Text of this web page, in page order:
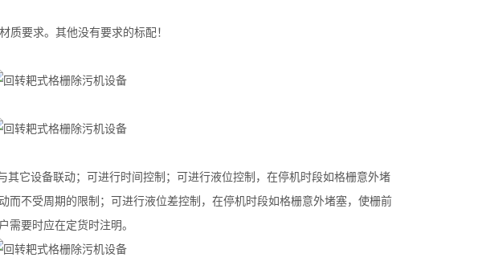
质要求。其他没有要求的标配！
它设备联动；可进行时间控制；可进行液位控制，在停机时段如格栅意外堵
而不受周期的限制；可进行液位差控制，在停机时段如格栅意外堵塞，使栅前
需要时应在定货时注明。